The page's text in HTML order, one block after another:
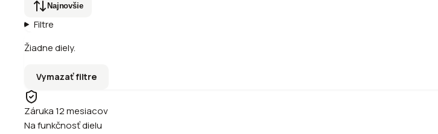
Najnovšie
Filtre
Žiadne diely.
Vymazať filtre
Záruka 12 mesiacov
Na funkčnosť dielu